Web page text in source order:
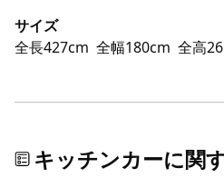
サイズ
全長427cm 全幅180cm 全高
キッチンカーに関